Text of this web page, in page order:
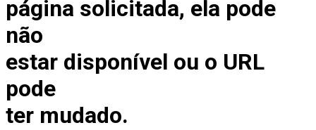
página solicitada, ela pode
não
estar disponível ou o URL
pode
ter mudado.